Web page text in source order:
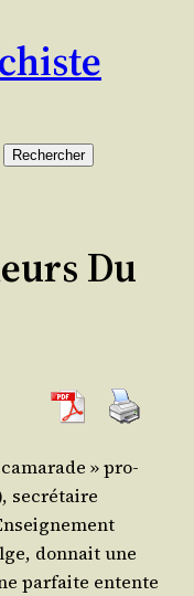
Rechercher
Du
» pro­
secré­taire
don­nait une
par­faite entente